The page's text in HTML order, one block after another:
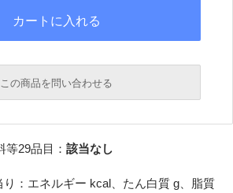
この商品を問い合わせる
29品目： 該当なし
：エネルギー kcal、たん白質 g、脂質